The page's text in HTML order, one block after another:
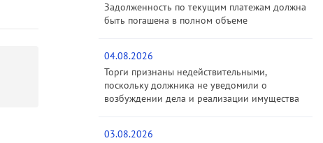
Задолженность по текущим платежам должна
быть погашена в полном объеме
04.08.2026
Торги признаны недействительными,
поскольку должника не уведомили о
возбуждении дела и реализации имущества
03.08.2026